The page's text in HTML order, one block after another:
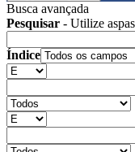
Busca avançada
Pesquisar - Utilize
Índice